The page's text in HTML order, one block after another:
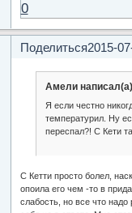
0
Поделиться2015-
Амели
Я если честно
температурил. Ну
переспал?! С Кети
С Кетти просто болел,
опоила его чем -то в
слабость, но все что